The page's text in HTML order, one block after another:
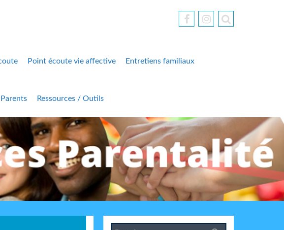
Point écoute vie affective Entretiens familiaux
Ressources / Outils